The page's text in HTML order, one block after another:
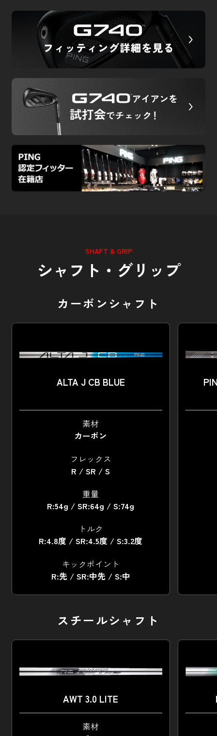
SHAFT & GRIP
シャフト・グリップ
カーボンシャフト
ALTA J CB BLUE
素材
カーボン
フレックス
R / SR / S
重量
R:54g / SR:64g / S:74g
トルク
R:4.8度 / SR:4.5度 / S:3.2度
キックポイント
R:先 / SR:中先 / S:中
スチールシャフト
AWT 3.0 LITE
素材